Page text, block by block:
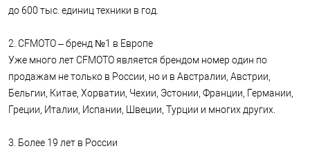
до 600 тыс. единиц техники в год.
2. CFMOTO – бренд №1 в Европе
Уже много лет CFMOTO является брендом номер один по
продажам не только в России, но и в Австралии, Австрии,
Бельгии, Китае, Хорватии, Чехии, Эстонии, Франции, Германии,
Греции, Италии, Испании, Швеции, Турции и многих других.
3. Более 19 лет в России